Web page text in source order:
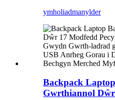
ymholiadmanylder
Backpack
Gwrthiannol